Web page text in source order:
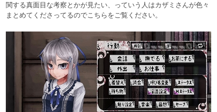
関する真面目な考察とかが見たい、っていう人はカザミさんが色々
まとめてくださってるのでこちらをご覧ください。